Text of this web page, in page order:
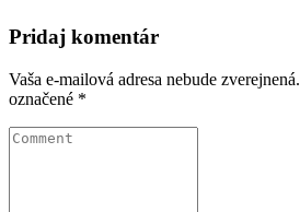
Pridaj komentár
Vaša e-mailová adresa nebude zverejnená.
označené *